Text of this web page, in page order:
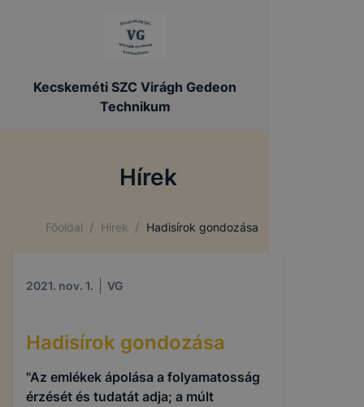
Kecskeméti SZC Virágh Gedeon
Technikum
Hírek
Főoldal / Hírek / Hadisírok gondozása
2021. nov. 1. VG
Hadisírok gondozása
"Az emlékek ápolása a folyamatosság
érzését és tudatát adja; a múlt